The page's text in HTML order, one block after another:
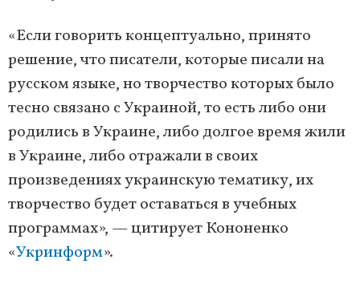
«Если говорить концептуально, принято
решение, что писатели, которые писали на
русском языке, но творчество которых было
тесно связано с Украиной, то есть либо они
родились в Украине, либо долгое время жили
в Украине, либо отражали в своих
произведениях украинскую тематику, их
творчество будет оставаться в учебных
программах», — цитирует Кононенко
«Укринформ».